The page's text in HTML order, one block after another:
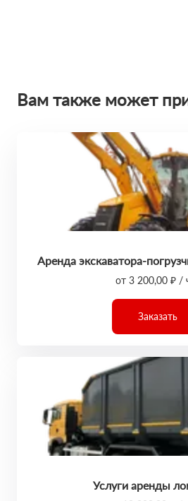
Вам также может
Аренда экскаватора-
от 3 200,00 ₽ /
Заказать
Услуги аренды